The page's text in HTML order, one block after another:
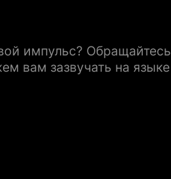
импульс? Обращайтесь
вам зазвучать на языке